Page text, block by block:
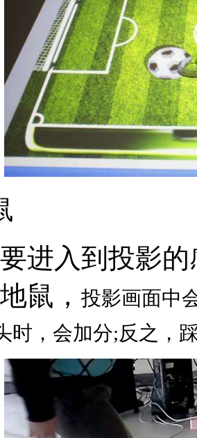
进入到投影
鼠， 投影画面中
时，会加分;反之，